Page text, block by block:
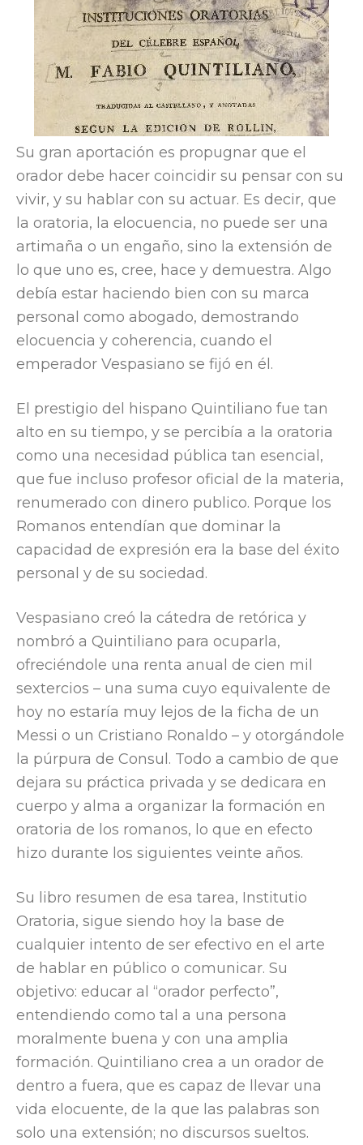
Su gran aportación es propugnar que el
orador debe hacer coincidir su pensar con su
vivir, y su hablar con su actuar. Es decir, que
la oratoria, la elocuencia, no puede ser una
artimaña o un engaño, sino la extensión de
lo que uno es, cree, hace y demuestra. Algo
debía estar haciendo bien con su marca
personal como abogado, demostrando
elocuencia y coherencia, cuando el
emperador Vespasiano se fijó en él.
El prestigio del hispano Quintiliano fue tan
alto en su tiempo, y se percibía a la oratoria
como una necesidad pública tan esencial,
que fue incluso profesor oficial de la materia,
renumerado con dinero publico. Porque los
Romanos entendían que dominar la
capacidad de expresión era la base del éxito
personal y de su sociedad.
Vespasiano creó la cátedra de retórica y
nombró a Quintiliano para ocuparla,
ofreciéndole una renta anual de cien mil
sextercios – una suma cuyo equivalente de
hoy no estaría muy lejos de la ficha de un
Messi o un Cristiano Ronaldo – y otorgándole
la púrpura de Consul. Todo a cambio de que
dejara su práctica privada y se dedicara en
cuerpo y alma a organizar la formación en
oratoria de los romanos, lo que en efecto
hizo durante los siguientes veinte años.
Su libro resumen de esa tarea, Institutio
Oratoria, sigue siendo hoy la base de
cualquier intento de ser efectivo en el arte
de hablar en público o comunicar. Su
objetivo: educar al “orador perfecto”,
entendiendo como tal a una persona
moralmente buena y con una amplia
formación. Quintiliano crea a un orador de
dentro a fuera, que es capaz de llevar una
vida elocuente, de la que las palabras son
solo una extensión; no discursos sueltos.